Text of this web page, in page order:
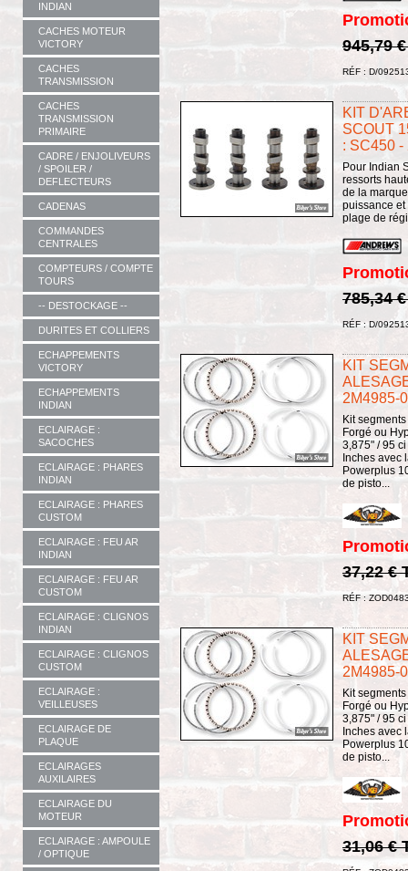
INDIAN
CACHES MOTEUR
VICTORY
CACHES
TRANSMISSION
CACHES
TRANSMISSION
PRIMAIRE
CADRE / ENJOLIVEURS
/ SPOILER /
DEFLECTEURS
CADENAS
COMMANDES
CENTRALES
COMPTEURS / COMPTE
TOURS
-- DESTOCKAGE --
DURITES ET COLLIERS
ECHAPPEMENTS
VICTORY
ECHAPPEMENTS
INDIAN
ECLAIRAGE :
SACOCHES
ECLAIRAGE : PHARES
INDIAN
ECLAIRAGE : PHARES
CUSTOM
ECLAIRAGE : FEU AR
INDIAN
ECLAIRAGE : FEU AR
CUSTOM
ECLAIRAGE : CLIGNOS
INDIAN
ECLAIRAGE : CLIGNOS
CUSTOM
ECLAIRAGE :
VEILLEUSES
ECLAIRAGE DE
PLAQUE
ECLAIRAGES
AUXILAIRES
ECLAIRAGE DU
MOTEUR
ECLAIRAGE : AMPOULE
/ OPTIQUE
945,79
RÉF : D/
KIT
SCOUT
: SC450 -
Pour Indian
ressorts
de la
puissance
plage de
785,34
RÉF : D/
KIT
2M4985-
Kit
Forgé ou
3,875" / 95
Inches avec
Powerplus
de pisto...
37,22 €
RÉF :
KIT
2M4985-
Kit
Forgé ou
3,875" / 95
Inches avec
Powerplus
de pisto...
31,06 €